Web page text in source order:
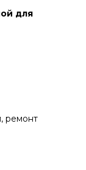
для
ремонт